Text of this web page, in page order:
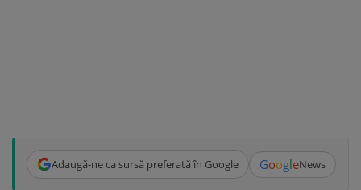
Adaugă-ne ca sursă preferată în Google GoogleNews